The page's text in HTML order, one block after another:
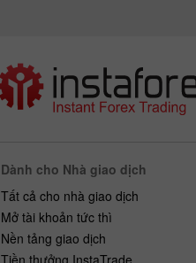
Dành cho Nhà giao dịch
Tất cả cho nhà giao dịch
Mở tài khoản tức thì
Nền tảng giao dịch
Tiền thưởng InstaTrade